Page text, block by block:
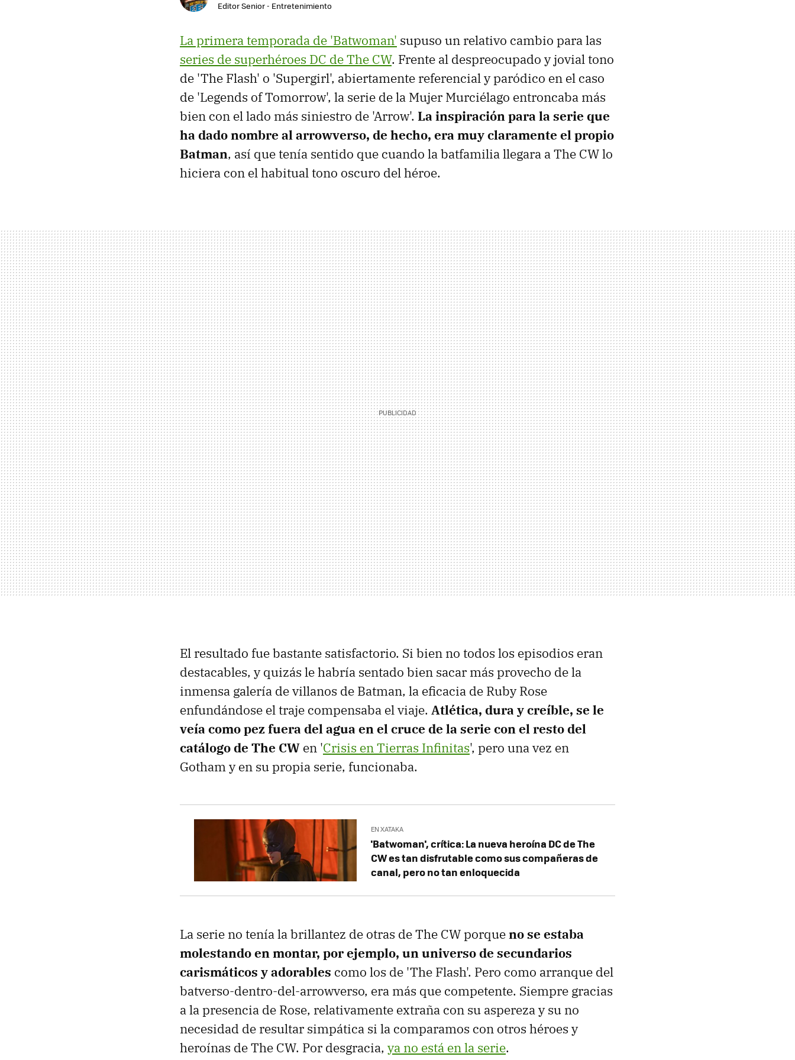
Editor Senior - Entretenimiento
La primera temporada de 'Batwoman' supuso un relativo cambio para las
series de superhéroes DC de The CW. Frente al despreocupado y jovial tono
de 'The Flash' o 'Supergirl', abiertamente referencial y paródico en el caso
de 'Legends of Tomorrow', la serie de la Mujer Murciélago entroncaba más
bien con el lado más siniestro de 'Arrow'. La inspiración para la serie que
ha dado nombre al arrowverso, de hecho, era muy claramente el propio
Batman, así que tenía sentido que cuando la batfamilia llegara a The CW lo
hiciera con el habitual tono oscuro del héroe.
El resultado fue bastante satisfactorio. Si bien no todos los episodios eran
destacables, y quizás le habría sentado bien sacar más provecho de la
inmensa galería de villanos de Batman, la eficacia de Ruby Rose
enfundándose el traje compensaba el viaje. Atlética, dura y creíble, se le
veía como pez fuera del agua en el cruce de la serie con el resto del
catálogo de The CW en 'Crisis en Tierras Infinitas', pero una vez en
Gotham y en su propia serie, funcionaba.
EN XATAKA
'Batwoman', crítica: La nueva heroína DC de The
CW es tan disfrutable como sus compañeras de
canal, pero no tan enloquecida
La serie no tenía la brillantez de otras de The CW porqueno se estaba
molestando en montar, por ejemplo, un universo de secundarios
carismáticos y adorables como los de 'The Flash'. Pero como arranque del
batverso-dentro-del-arrowverso, era más que competente. Siempre gracias
a la presencia de Rose, relativamente extraña con su aspereza y su no
necesidad de resultar simpática si la comparamos con otros héroes y
heroínas de The CW. Por desgracia, ya no está en la serie.